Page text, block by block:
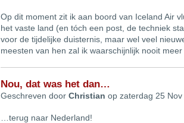
Op dit moment zit ik aan boord van Iceland Air
het vaste land (en tóch een post, de techniek
voor de tijdelijke duisternis, maar wel veel
meesten van hen zal ik waarschijnlijk nooit
Nou, dat was het dan…
Geschreven door Christian op zaterdag 25
…terug naar Nederland!